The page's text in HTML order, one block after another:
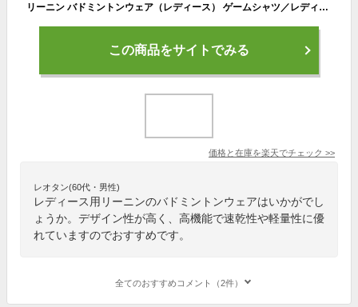
リーニン バドミントンウェア（レディース） ゲームシャツ／レディース（AAYT066）
この商品をサイトでみる
価格と在庫を楽天でチェック >>
レオタン(60代・男性)
レディース用リーニンのバドミントンウェアはいかがでし
ょうか。デザイン性が高く、高機能で速乾性や軽量性に優
れていますのでおすすめです。
全てのおすすめコメント（2件）